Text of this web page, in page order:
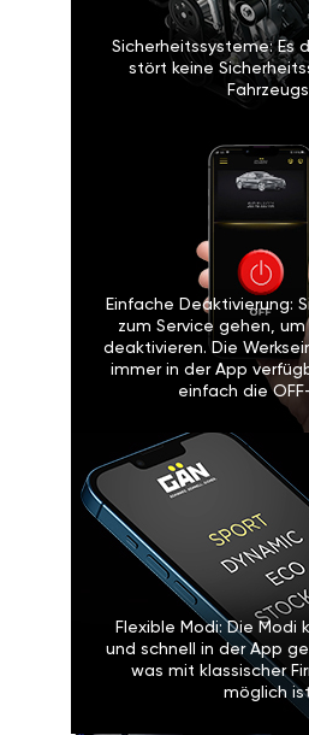
Sicherheitssysteme: Es
stört keine
Einfache Deaktivierung:
zum Service gehen,
deaktivieren. Die
immer in der App
einfach die
Flexible Modi: Die Modi
und schnell in der App
was mit klassischer
möglich